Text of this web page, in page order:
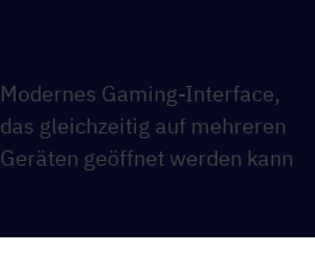
Modernes Gaming-Interface,
das gleichzeitig auf mehreren
Geräten geöffnet werden kann